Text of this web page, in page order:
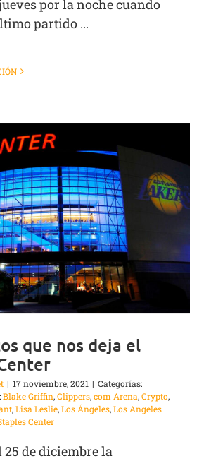
por la noche cuando
partido ...
que nos deja el
| 17 noviembre, 2021 | Categorías:
Blake Griffin,Clippers,com Arena,Crypto,
,Lisa Leslie,Los Ángeles,Los Angeles
Center
de diciembre la